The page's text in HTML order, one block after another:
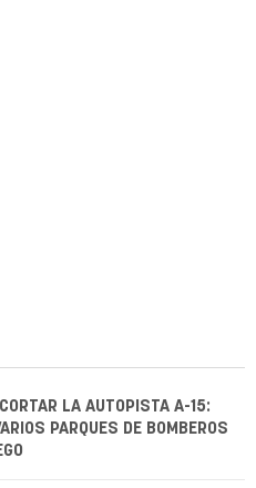
LA AUTOPISTA A-15:
PARQUES DE BOMBEROS